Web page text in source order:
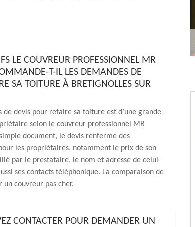
LE COUVREUR PROFESSIONNEL MR
T-IL LES DEMANDES DE
SA TOITURE À BRETIGNOLLES SUR
de devis pour refaire sa toiture est d’une grande
selon le couvreur professionnel MR
document, le devis renferme des
les propriétaires, notamment le prix de son
par le prestataire, le nom et adresse de celui-
ses contacts téléphonique. La comparaison de
couvreur pas cher.
CONTACTER POUR DEMANDER UN